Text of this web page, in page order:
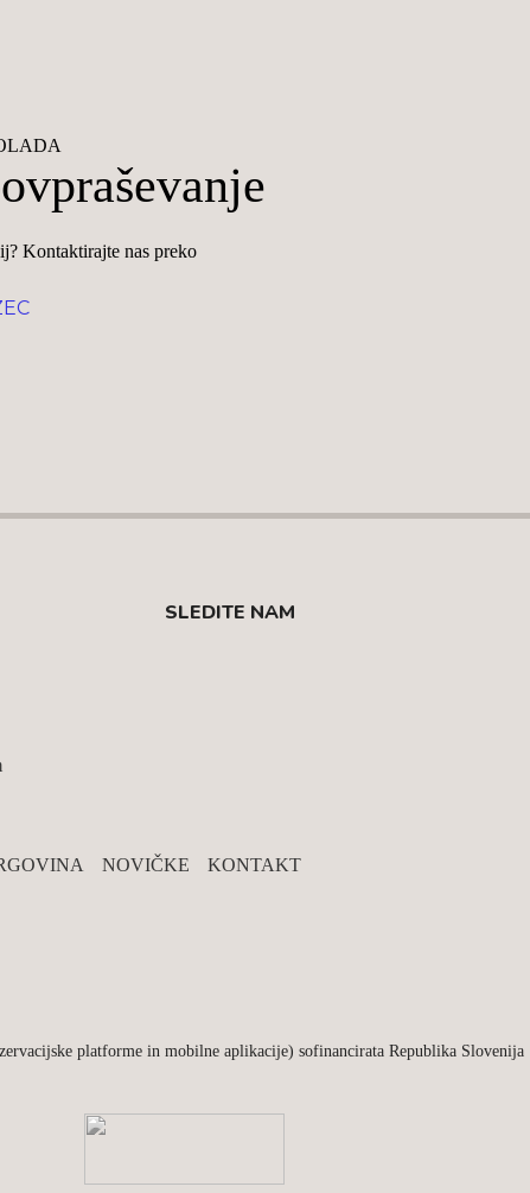
Kontaktirajte nas preko
SLEDITE NAM
NOVIČKE KONTAKT
platforme in mobilne aplikacije) sofinancirata Republika Slovenija